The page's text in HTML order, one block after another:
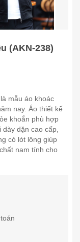
(AKN-238)
mẫu áo khoác
nay. Áo thiết kế
khoắn phù hợp
dặn cao cấp,
có lót lông giúp
nam tính cho